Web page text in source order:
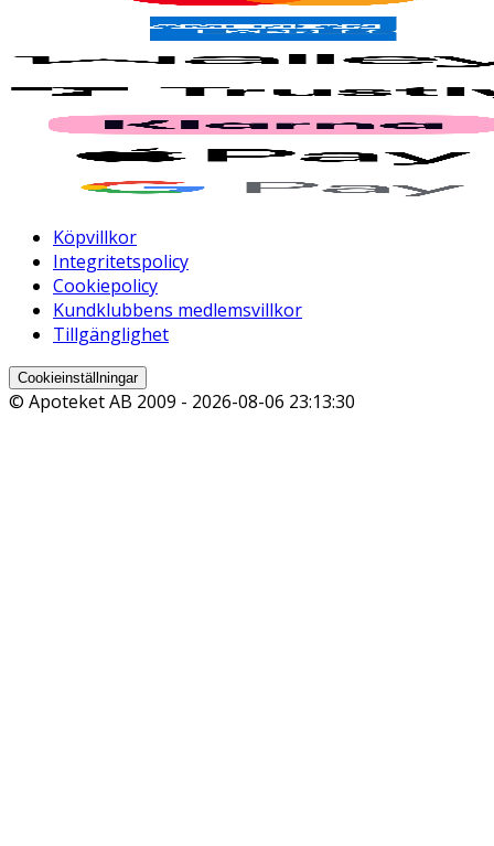
Köpvillkor
Integritetspolicy
Cookiepolicy
Kundklubbens medlemsvillkor
Tillgänglighet
Cookieinställningar
© Apoteket AB 2009 - 2026-08-06 23:13:30